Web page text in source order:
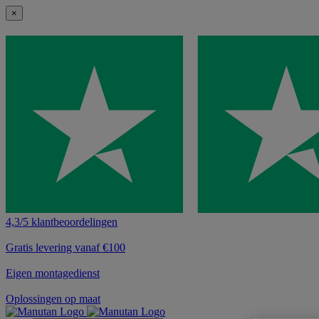
×
4,3/5 klantbeoordelingen
Gratis levering vanaf €100
Eigen montagedienst
Oplossingen op maat